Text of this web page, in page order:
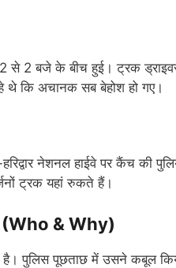
से 2 बजे के बीच हुई। ट्रक
थे कि अचानक सब बेहोश हो गए।
नेशनल हाईवे पर कैंच की
ट्रक यहां रुकते हैं।
(Who & Why)
है। पुलिस पूछताछ में उसने